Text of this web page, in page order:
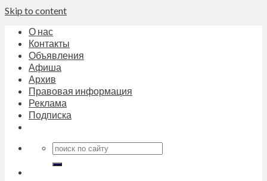
Skip to content
О нас
Контакты
Объявления
Афиша
Архив
Правовая информация
Реклама
Подписка